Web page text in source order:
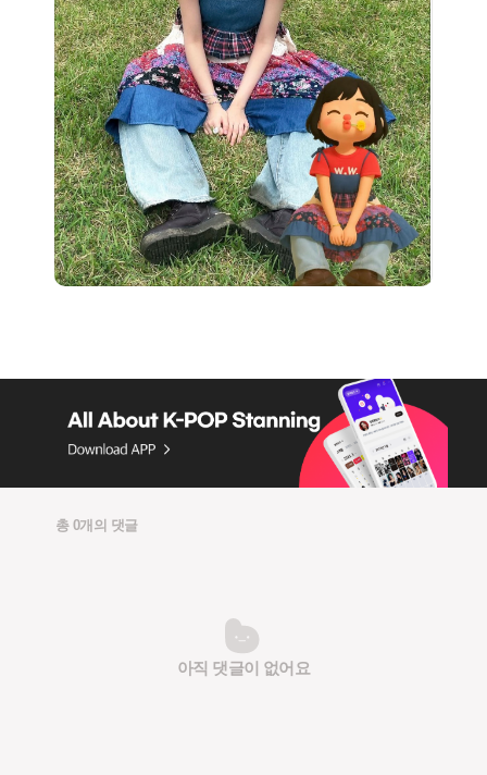
총 0개의 댓글
아직 댓글이 없어요